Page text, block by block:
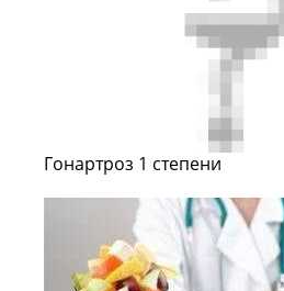
Гонартроз 1 степени